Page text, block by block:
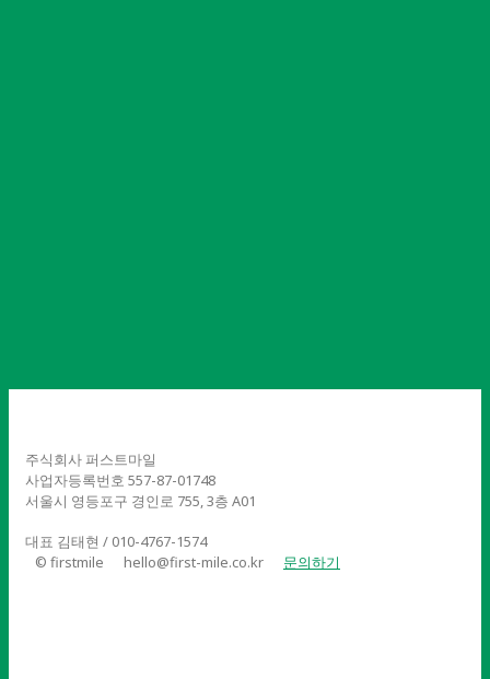
주식회사 퍼스트마일
사업자등록번호 557-87-01748
서울시 영등포구 경인로 755, 3층 A01
대표 김태현 / 010-4767-1574
© firstmile
hello@first-mile.co.kr 문의하기